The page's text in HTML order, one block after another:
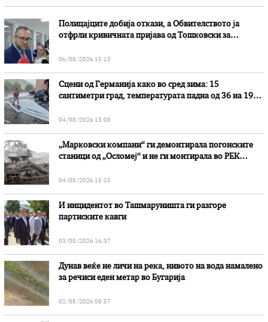
Полицајците добија откази, а Обвителството ја
отфрли кривичната пријава од Тошковски за
06/08/2026 15:13
Сцени од Германија како во сред зима: 15
сантиметри град, температурата падна од 36 на 19
04/08/2026 13:08
„Марковски компани“ ги демонтирала погонските
станици од „Осломеј“ и не ги монтирала во РЕК
04/08/2026 15:15
И инцидентот во Ташмаруништa ги разгоре
партиските кавги
03/08/2026 16:37
Дунав веќе не личи на река, нивото на вода намалено
за речиси еден метар во Бугарија
02/08/2026 08:57